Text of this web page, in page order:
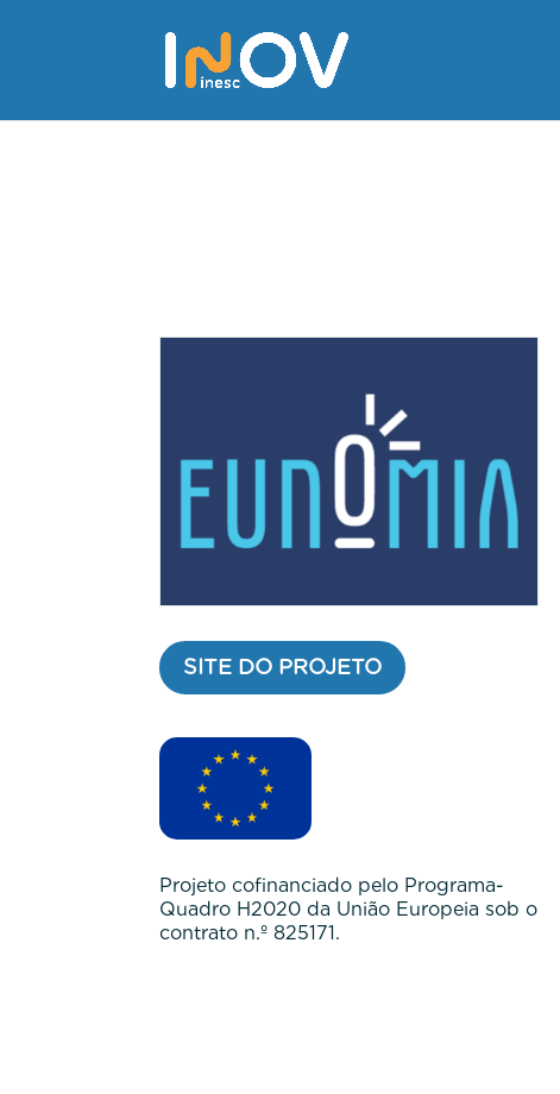
SITE DO PROJETO
Projeto cofinanciado pelo Programa-
Quadro H2020 da União Europeia sob o
contrato n.º 825171.